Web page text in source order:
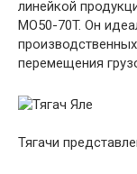
линейкой
MO50-70T. Он
перемещения
Тягачи